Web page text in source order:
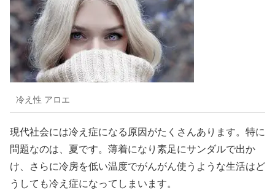
冷え性 アロエ
現代社会には冷え症になる原因がたくさんあります。特に
問題なのは、夏です。薄着になり素足にサンダルで出か
け、さらに冷房を低い温度でがんがん使うような生活はど
うしても冷え症になってしまいます。